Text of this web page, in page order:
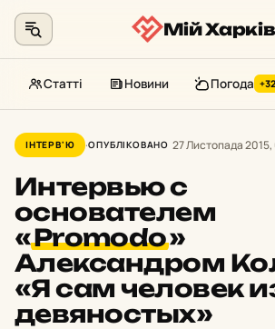
до
контенту
Мій Харків
Статті Новини Погода
ІНТЕРВ'Ю ОПУБЛІКОВАНО 27 Листопада
Интервью с
основателем
«Promodo»
Александром
«Я сам человек
девяностых»